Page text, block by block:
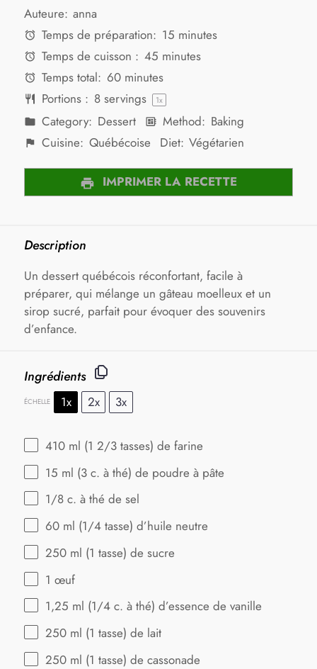
Auteure: anna
Temps de préparation: 15 minutes
Temps de cuisson : 45 minutes
Temps total: 60 minutes
Portions : 8servings 1x
Category: Dessert Method: Baking
Cuisine: Québécoise Diet: Végétarien
IMPRIMER LA RECETTE
Description
Un dessert québécois réconfortant, facile à
préparer, qui mélange un gâteau moelleux et un
sirop sucré, parfait pour évoquer des souvenirs
d’enfance.
Ingrédients
ÉCHELLE 1x 2x 3x
410 ml (1 2/3 tasses) de farine
15 ml (3 c. à thé) de poudre à pâte
1/8 c. à thé de sel
60 ml (1/4 tasse) d’huile neutre
250 ml (1 tasse) de sucre
1 œuf
1,25 ml (1/4 c. à thé) d’essence de vanille
250 ml (1 tasse) de lait
250 ml (1 tasse) de cassonade